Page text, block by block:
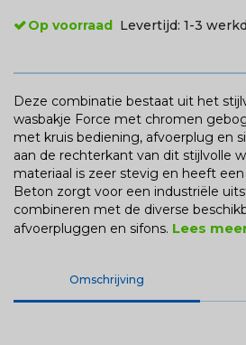
Op voorraad Levertijd: 1-3
Deze combinatie bestaat uit het
wasbakje Force met chromen
met kruis bediening, afvoerplug en
aan de rechterkant van dit stijlvolle
materiaal is zeer stevig en heeft
Beton zorgt voor een industriële
combineren met de diverse
afvoerpluggen en sifons. Lees
Omschrijving